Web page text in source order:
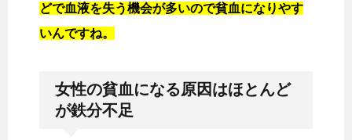
どで血液を失う機会が多いので貧血になりやす
いんですね。
女性の貧血になる原因はほとんど
が鉄分不足